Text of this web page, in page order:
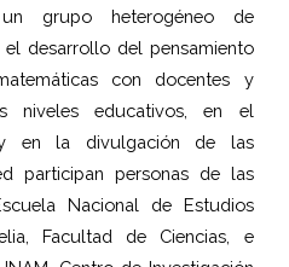
grupo heterogéneo de
desarrollo del pensamiento
con docentes y
niveles educativos, en el
en la divulgación de las
participan personas de las
Nacional de Estudios
Facultad de Ciencias, e